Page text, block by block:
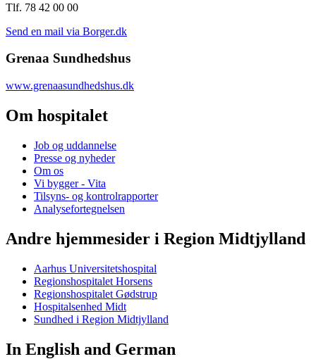
Tlf. 78 42 00 00
Send en mail via Borger.dk
Grenaa Sundhedshus
www.grenaasundhedshus.dk
Om hospitalet
Job og uddannelse
Presse og nyheder
Om os
Vi bygger - Vita
Tilsyns- og kontrolrapporter
Analysefortegnelsen
Andre hjemmesider i Region Midtjylland
Aarhus Universitetshospital
Regionshospitalet Horsens
Regionshospitalet Gødstrup
Hospitalsenhed Midt
Sundhed i Region Midtjylland
In English and German